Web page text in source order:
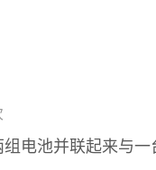
池并联起来与一